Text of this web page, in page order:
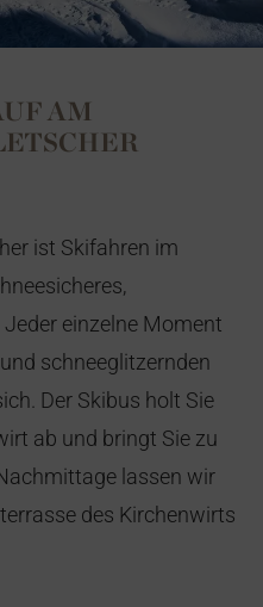
AM
ist Skifahren im
einzelne Moment
schneeglitzernden
Der Skibus holt Sie
ab und bringt Sie zu
lassen wir
des Kirchenwirts